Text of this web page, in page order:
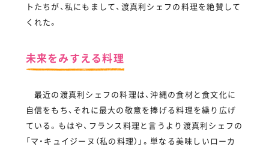
トたちが、私にもまして、渡真利シェフの料理を絶賛して
くれた。
未来をみすえる料理
最近の渡真利シェフの料理は、沖縄の食材と食文化に
自信をもち、それに最大の敬意を捧げる料理を繰り広げ
ている。もはや、フランス料理と言うより渡真利シェフの
「マ・キュイジーヌ（私の料理）」。単なる美味しいローカ